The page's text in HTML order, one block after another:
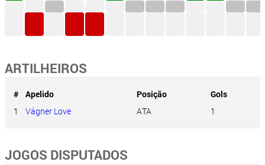
ARTILHEIROS
# Apelido Posição
Gols
1
Vágner Love ATA 1
JOGOS DISPUTADOS